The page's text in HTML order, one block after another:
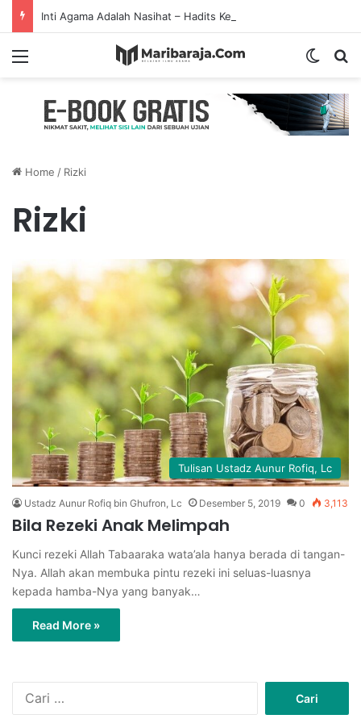
Inti Agama Adalah Nasihat – Hadits Ke-7 Arbain Nawawi
Home / Rizki
Rizki
Tulisan Ustadz Aunur Rofiq, Lc
Ustadz Aunur Rofiq bin Ghufron, Lc Desember 5, 2019 0 3,113
Bila Rezeki Anak Melimpah
Kunci rezeki Allah Tabaaraka wata’ala hanya berada di tangan-
Nya. Allah akan membuka pintu rezeki ini seluas-luasnya
kepada hamba-Nya yang banyak…
Read More »